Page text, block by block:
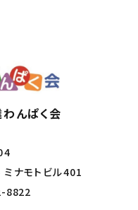
んぱく会
ナモトビル401
8822